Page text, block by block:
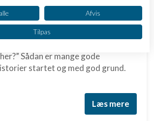
|3.418 visninger
2 kommentarer
jeg har ventet på. Det er helt
Sådan er mange gode
startet og med god grund.
Læs mere
leverandører)
formål:
tilgå oplysninger på en
oplysninger til at vælge
Afvis
Tilpas